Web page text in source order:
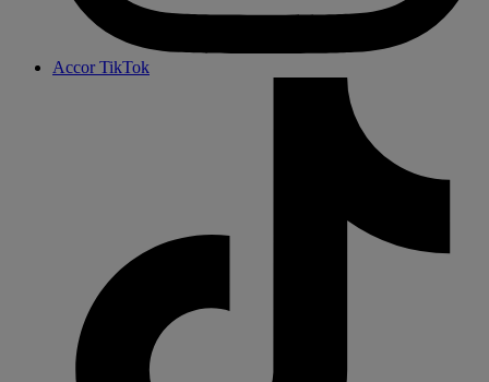
Accor TikTok